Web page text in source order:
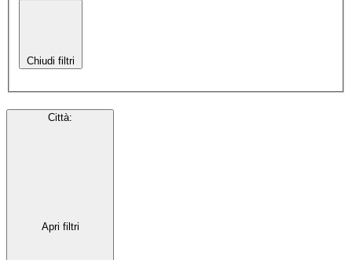
Chiudi filtri
Città:
Apri filtri